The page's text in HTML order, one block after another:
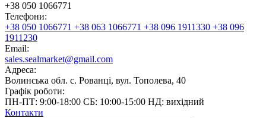
+38 050 1066771
Телефони:
+38 050 1066771 +38 063 1066771 +38 096 1911330 +38 096
1911230
Email:
sales.sealmarket@gmail.com
Адреса:
Волинська обл. с. Рованці, вул. Тополева, 40
Графік роботи:
ПН-ПТ: 9:00-18:00 СБ: 10:00-15:00 НД: вихідний
Контакти